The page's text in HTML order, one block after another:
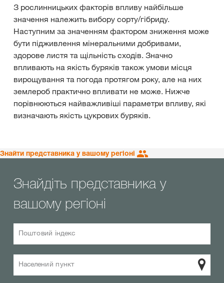
З рослинницьких факторів впливу найбільше
значення належить вибору сорту/гібриду.
Наступним за значенням фактором зниження може
бути підживлення мінеральними добривами,
здорове листя та щільність сходів. Значно
впливають на якість буряків також умови місця
вирощування та погода протягом року, але на них
землероб практично впливати не може. Нижче
порівнюються найважливіші параметри впливу, які
визначають якість цукрових буряків.
Знайти представника у вашому регіоні
Знайдіть представника у
вашому регіоні
Поштовий індекс
Населений пункт